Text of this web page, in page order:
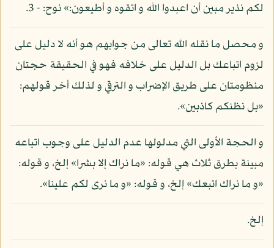
لكم نذير مبين أن اعبدوا الله و اتقوه و أطيعون:» نوح: - 3.
و محصل ما نقله الله تعالى من جوابهم هو أنه لا دليل على
لزوم اتباعك بل الدليل على خلافه فهو في الحقيقة حجتان
منظومتان على طريق الإضراب و الترقي و لذلك أخر قولهم:
«بل نظنكم كاذبين».
و الحجة الأولى التي مدلولها عدم الدليل على وجوب اتباعه
مبينة بطرق ثلاث هي قوله: «ما نراك إلا بشرا» إلخ، و قوله:
«و ما نراك اتبعك» إلخ، و قوله: «و ما نرى لكم علينا».
إلخ.